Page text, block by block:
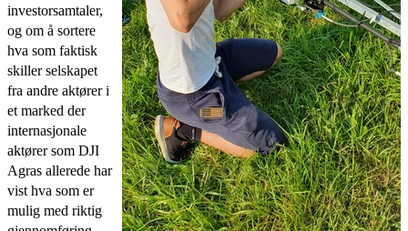
investorsamtaler,
og om å sortere
hva som faktisk
skiller selskapet
fra andre aktører i
et marked der
internasjonale
aktører som DJI
Agras allerede har
vist hva som er
mulig med riktig